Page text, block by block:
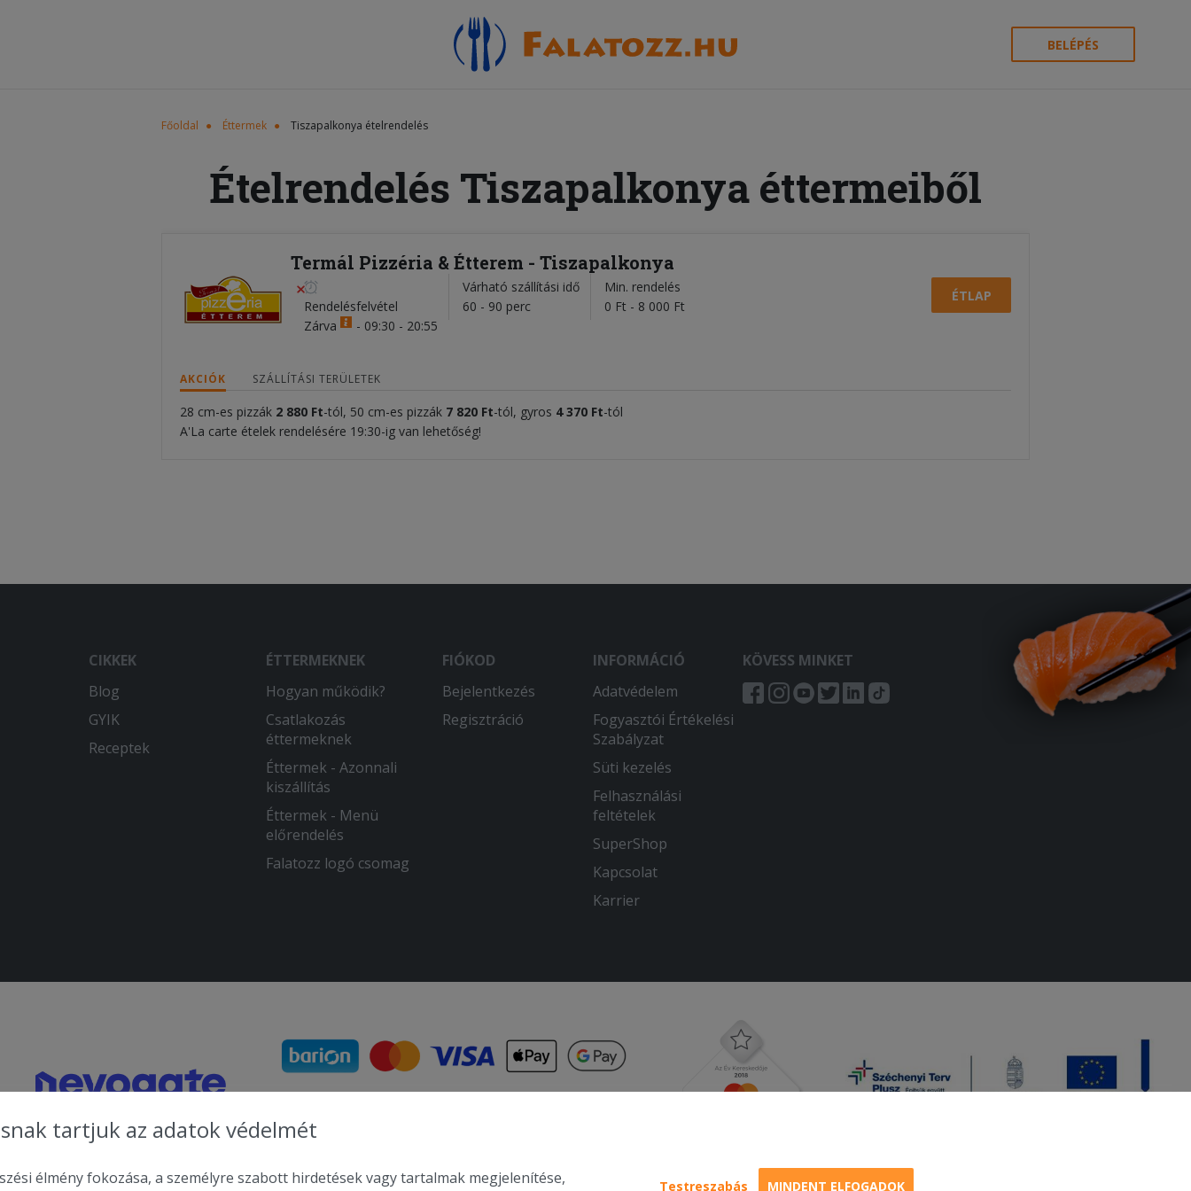
BELÉPÉS
Főoldal Éttermek Tiszapalkonya ételrendelés
Ételrendelés Tiszapalkonya éttermeiből
Termál Pizzéria & Étterem - Tiszapalkonya
Rendelésfelvétel
Zárva
- 09:30 - 20:55
Várható szállítási idő
60 - 90 perc
Min. rendelés
0 Ft - 8 000 Ft
ÉTLAP
AKCIÓK SZÁLLÍTÁSI TERÜLETEK
28 cm-es pizzák 2 880 Ft-tól, 50 cm-es pizzák 7 820 Ft-tól, gyros 4 370 Ft-tól
A'La carte ételek rendelésére 19:30-ig van lehetőség!
CIKKEK
Blog
GYIK
Receptek
ÉTTERMEKNEK
Hogyan működik?
Csatlakozás
éttermeknek
Éttermek - Azonnali
kiszállítás
Éttermek - Menü
előrendelés
Falatozz logó csomag
FIÓKOD
Bejelentkezés
Regisztráció
INFORMÁCIÓ
Adatvédelem
Fogyasztói Értékelési
Szabályzat
Süti kezelés
Felhasználási
feltételek
SuperShop
Kapcsolat
Karrier
KÖVESS MINKET
tartjuk az adatok védelmét
élmény fokozása, a személyre szabott hirdetések vagy tartalmak megjelenítése,
Testreszabás MINDENT ELFOGADOK